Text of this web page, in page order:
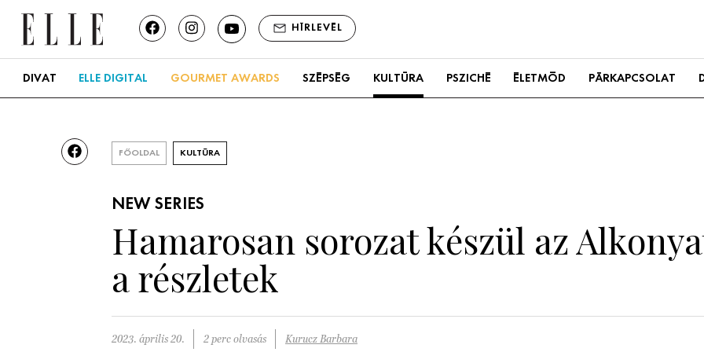
HÍRLEVÉL
DIVAT ELLE DIGITAL GOURMET AWARDS SZÉPSÉG KULTÚRA PSZICHÉ ÉLETMÓD PÁRKAPCSOLAT
FŐOLDAL KULTÚRA
NEW SERIES
Hamarosan sorozat készül az
a részletek
2023. április 20. 2 perc olvasás Kurucz Barbara